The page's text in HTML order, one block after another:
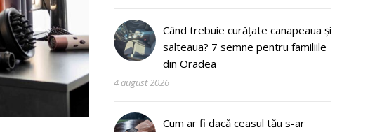
Când trebuie curățate canapeaua și
salteaua? 7 semne pentru familiile
din Oradea
4 august 2026
Cum ar fi dacă ceasul tău s-ar